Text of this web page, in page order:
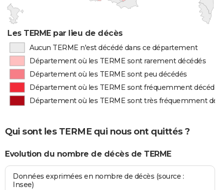
Les TERME par lieu de décès
Aucun TERME n'est décédé dans ce département
Département où les TERME sont rarement décédés
Département où les TERME sont peu décédés
Département où les TERME sont fréquemment
Département où les TERME sont très fréquemment
Qui sont les TERME qui nous ont quittés ?
Evolution du nombre de décès de TERME
Données exprimées en nombre de décès (source :
Insee)